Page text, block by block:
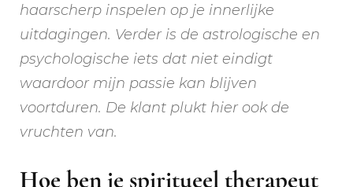
haarscherp inspelen op je innerlijke
uitdagingen. Verder is de astrologische en
psychologische iets dat niet eindigt
waardoor mijn passie kan blijven
voortduren. De klant plukt hier ook de
vruchten van.
Hoe ben je spiritueel therapeut